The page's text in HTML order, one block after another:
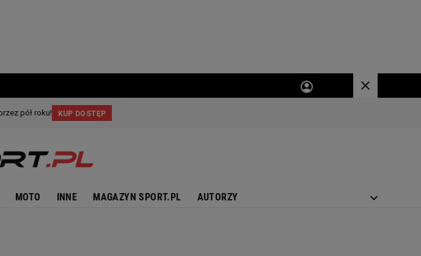
MOTO INNE MAGAZYN SPORT.PL AUTORZY